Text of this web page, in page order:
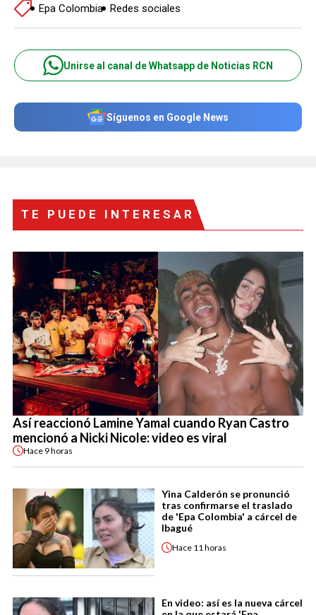
Epa Colombia Redes sociales
Unirse al canal de Whatsapp de Noticias RCN
Síguenos en Google News
TE PUEDE INTERESAR
Así reaccionó Lamine Yamal cuando Ryan Castro
mencionó a Nicki Nicole: video es viral
Hace 9 horas
Yina Calderón se pronunció
tras confirmarse el traslado
de 'Epa Colombia' a cárcel de
Ibagué
Hace 11 horas
En video: así es la nueva cárcel